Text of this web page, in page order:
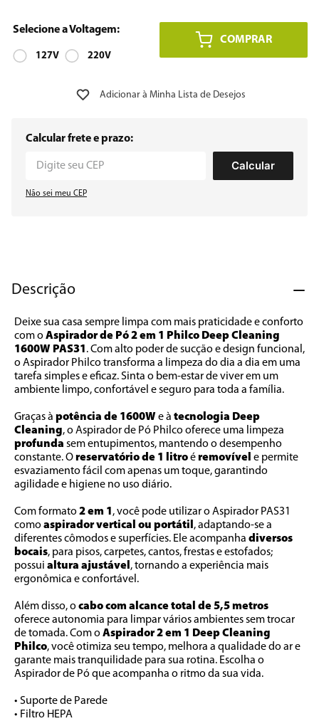
127V 220V
COMPRAR
Calcular frete e prazo:
Calcular
Não sei meu CEP
Descrição
Deixe sua casa sempre limpa com mais praticidade e conforto
com o Aspirador de Pó 2 em 1 Philco Deep Cleaning
1600W PAS31 . Com alto poder de sucção e design funcional,
o Aspirador Philco transforma a limpeza do dia a dia em uma
tarefa simples e eficaz. Sinta o bem-estar de viver em um
ambiente limpo, confortável e seguro para toda a família.
Graças à potência de 1600W e à tecnologia Deep
Cleaning
profunda sem entupimentos, mantendo o desempenho
constante. O reservatório de 1 litro é removível e permite
esvaziamento fácil com apenas um toque, garantindo
agilidade e higiene no uso diário.
Com formato 2 em 1 , você pode utilizar o Aspirador PAS31
como aspirador vertical ou portátil , adaptando-se a
diferentes cômodos e superfícies. Ele acompanha diversos
bocais, para pisos, carpetes, cantos, frestas e estofados;
possui altura ajustável , tornando a experiência mais
ergonômica e confortável.
Além disso, o cabo com alcance total de 5,5 metros
oferece autonomia para limpar vários ambientes sem trocar
de tomada. Com o Aspirador 2 em 1 Deep Cleaning
Philco, você otimiza seu tempo, melhora a qualidade do ar e
garante mais tranquilidade para sua rotina. Escolha o
Aspirador de Pó que acompanha o ritmo da sua vida.
• Suporte de Parede
• Filtro HEPA
8º 12000
9º geladeira